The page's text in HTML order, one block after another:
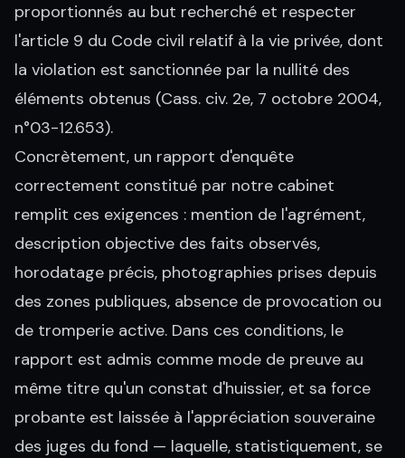
proportionnés au but recherché et respecter
l'article 9 du Code civil relatif à la vie privée, dont
la violation est sanctionnée par la nullité des
éléments obtenus (Cass. civ. 2e, 7 octobre 2004,
n°03-12.653).
Concrètement, un rapport d'enquête
correctement constitué par notre cabinet
remplit ces exigences : mention de l'agrément,
description objective des faits observés,
horodatage précis, photographies prises depuis
des zones publiques, absence de provocation ou
de tromperie active. Dans ces conditions, le
rapport est admis comme mode de preuve au
même titre qu'un constat d'huissier, et sa force
probante est laissée à l'appréciation souveraine
des juges du fond — laquelle, statistiquement, se